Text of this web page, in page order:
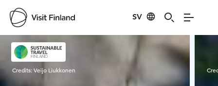
SV
Visit Finland
Credits:Veijo Liukkonen